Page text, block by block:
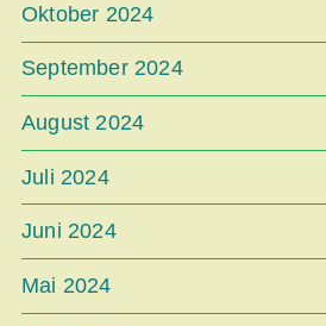
Oktober 2024
September 2024
August 2024
Juli 2024
Juni 2024
Mai 2024